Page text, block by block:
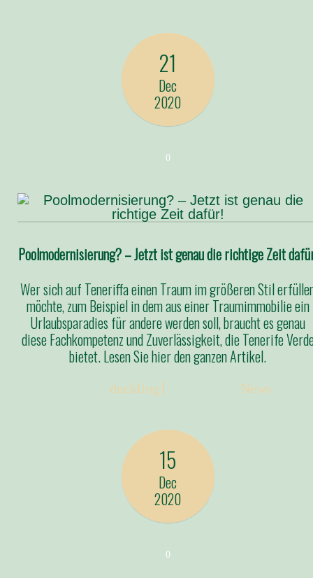
21
Dec
2020
0
Poolmodernisierung? – Jetzt ist genau die richtige Zeit
Wer sich auf Teneriffa einen Traum im größeren Stil
möchte, zum Beispiel in dem aus einer Traumimmobilie ein
Urlaubsparadies für andere werden soll, braucht es genau
diese Fachkompetenz und Zuverlässigkeit, die Tenerife
bietet. Lesen Sie hier den ganzen Artikel.
duckling News
15
Dec
2020
0